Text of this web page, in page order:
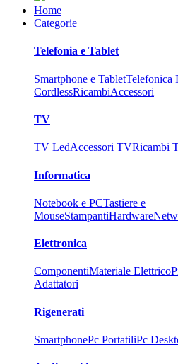
Home
Categorie
Telefonia e Tablet
Smartphone e TabletTelefonica
CordlessRicambiAccessori
TV
TV LedAccessori TVRicambi
Informatica
Notebook e PCTastiere e
MouseStampantiHardware
Elettronica
ComponentiMateriale Elettrico
Adattatori
Rigenerati
SmartphonePc PortatiliPc